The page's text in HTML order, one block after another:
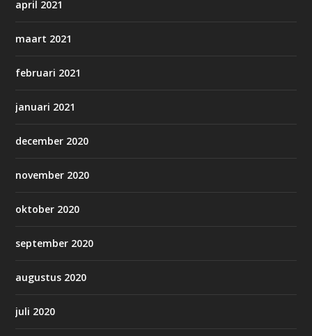
april 2021
maart 2021
februari 2021
januari 2021
december 2020
november 2020
oktober 2020
september 2020
augustus 2020
juli 2020